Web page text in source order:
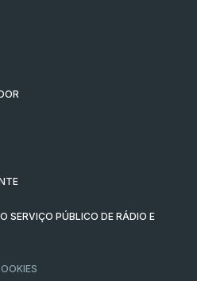
SERVIÇO PÚBLICO DE RÁDIO E